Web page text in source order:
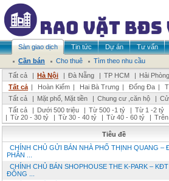
Sàn giao dịch Tin tức Dự án Tư vấn
Cần bán
Cho thuê
Tìm theo nhu cầu
Tất cả
| Hà Nội | Đà Nẵng | TP HCM | Hải Phòng
Tất cả | Hoàn Kiếm | Hai Bà Trưng | Đống Đa |
Tất cả
| Mặt phố, Mặt tiền | Chung cư ,căn hộ |
Tất cả
| Dưới 500 triệu | Từ 500 -1 tỷ | Từ 1 -2 tỷ
| Từ 20 - 30 tỷ | Từ 30 - 40 tỷ | Từ 40 - 60 tỷ |
Tiêu đề
CHÍNH CHỦ GỬI BÁN NHÀ PHỐ THỊNH QUANG –
PHÂN ...
CHÍNH CHỦ BÁN SHOPHOUSE THE K-PARK –
ĐÔNG ...